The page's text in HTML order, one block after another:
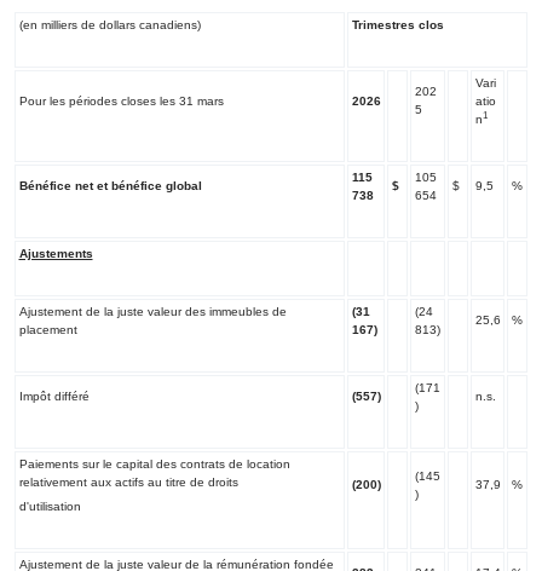
(en milliers de dollars canadiens) Trimestres clos
Pour les périodes closes les 31 mars 2026
202
5
Vari
atio
n1
Bénéfice net et bénéfice global
115
738
$
105
654
$ 9,5 %
Ajustements
Ajustement de la juste valeur des immeubles de
placement
(31
167)
(24
813)
25,6 %
Impôt différé (557)
(171
)
n.s.
Paiements sur le capital des contrats de location
relativement aux actifs au titre de droits
d'utilisation
(200)
(145
)
37,9 %
Ajustement de la juste valeur de la rémunération fondée